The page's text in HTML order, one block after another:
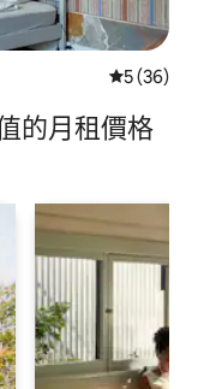
從 36 則評
5 (36)
的月租價格